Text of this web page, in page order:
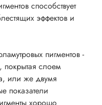
и их концентрации
в шампунях
слюды создает
использовании
шелковистый и
массы. Более крупные
искрящийся или
почти
способствует
эффектов и
пигментов -
слоем
или же двумя
показатели